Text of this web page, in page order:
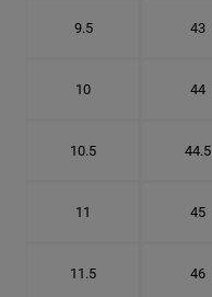
9.5 43
10 44
10.5 44.5
11 45
11.5 46